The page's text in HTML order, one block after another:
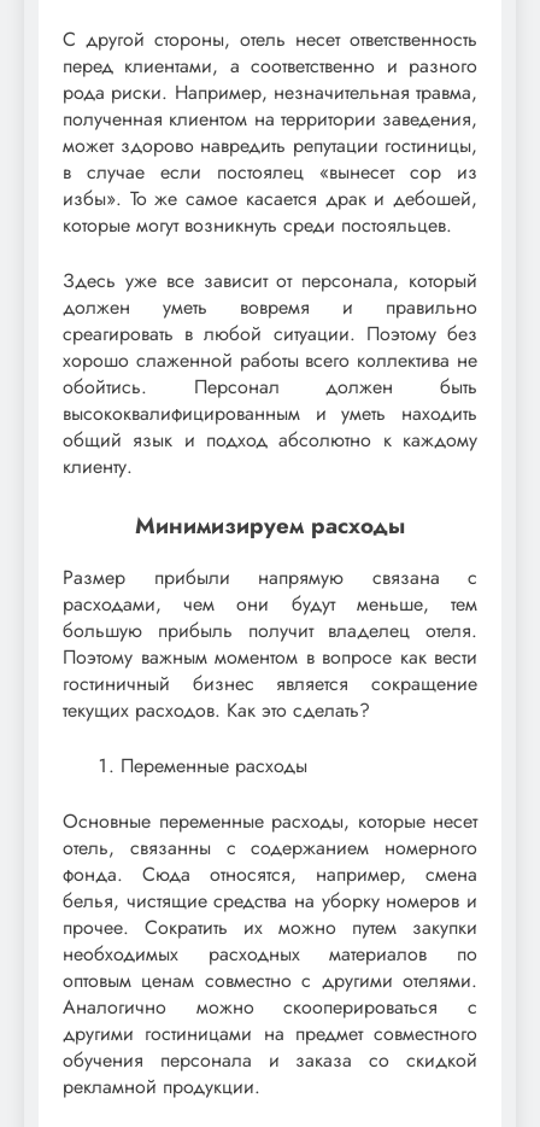
С другой стороны, отель несет ответственность
перед клиентами, а соответственно и разного
рода риски. Например, незначительная травма,
полученная клиентом на территории заведения,
может здорово навредить репутации гостиницы,
в случае если постоялец «вынесет сор из
избы». То же самое касается драк и дебошей,
которые могут возникнуть среди постояльцев.
Здесь уже все зависит от персонала, который
должен уметь вовремя и правильно
среагировать в любой ситуации. Поэтому без
хорошо слаженной работы всего коллектива не
обойтись. Персонал должен быть
высококвалифицированным и уметь находить
общий язык и подход абсолютно к каждому
клиенту.
Минимизируем расходы
Размер прибыли напрямую связана с
расходами, чем они будут меньше, тем
большую прибыль получит владелец отеля.
Поэтому важным моментом в вопросе как вести
гостиничный бизнес является сокращение
текущих расходов. Как это сделать?
Переменные расходы
Основные переменные расходы, которые несет
отель, связанны с содержанием номерного
фонда. Сюда относятся, например, смена
белья, чистящие средства на уборку номеров и
прочее. Сократить их можно путем закупки
необходимых расходных материалов по
оптовым ценам совместно с другими отелями.
Аналогично можно скооперироваться с
другими гостиницами на предмет совместного
обучения персонала и заказа со скидкой
рекламной продукции.